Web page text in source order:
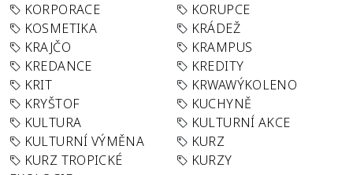
KORPORACE
KORUPCE
KOSMETIKA
KRÁDEŽ
KRAJČO
KRAMPUS
KREDANCE
KREDITY
KRIT
KRWAWÝKOLENO
KRYŠTOF
KUCHYNĚ
KULTURA
KULTURNÍ AKCE
KULTURNÍ VÝMĚNA
KURZ
KURZ TROPICKÉ
KURZY